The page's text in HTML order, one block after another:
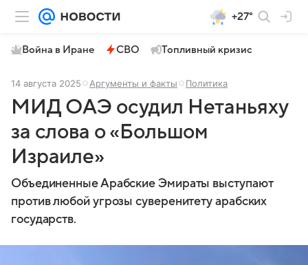
+27°
Война в Иране СВО Топливный кризис
14 августа 2025 Аргументы и факты Политика
МИД ОАЭ осудил Нетаньяху
за слова о «Большом
Израиле»
Объединенные Арабские Эмираты выступают
против любой угрозы суверенитету арабских
государств.